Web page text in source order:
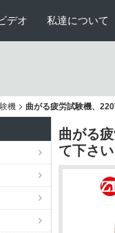
デオ 私達について
機 曲がる疲労試験機、
曲がる
て下さい